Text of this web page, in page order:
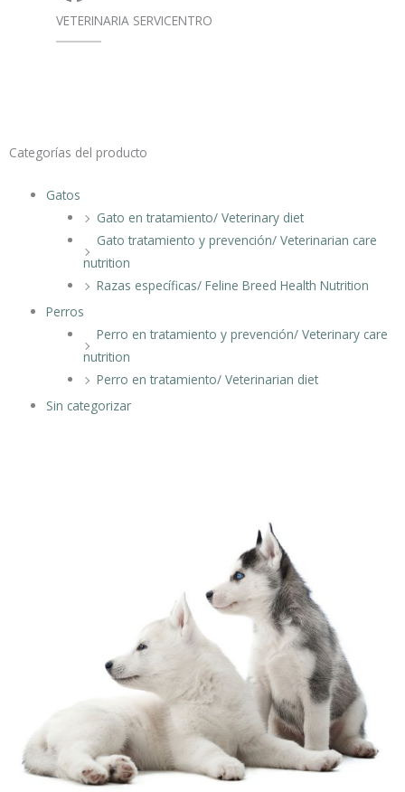
VETERINARIA SERVICENTRO
Categorías del producto
Gatos
Gato en tratamiento/ Veterinary diet
Gato tratamiento y prevención/ Veterinarian care
nutrition
Razas específicas/ Feline Breed Health Nutrition
Perros
Perro en tratamiento y prevención/ Veterinary care
nutrition
Perro en tratamiento/ Veterinarian diet
Sin categorizar